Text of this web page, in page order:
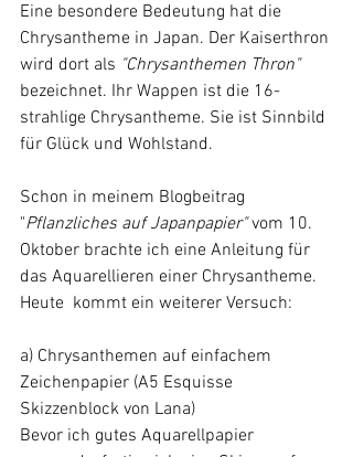
Eine besondere Bedeutung hat die
Chrysantheme in Japan. Der Kaiserthron
wird dort als "Chrysanthemen Thron"
bezeichnet. Ihr Wappen ist die 16-
strahlige Chrysantheme. Sie ist Sinnbild
für Glück und Wohlstand.
Schon in meinem Blogbeitrag
"Pflanzliches auf Japanpapier" vom 10.
Oktober brachte ich eine Anleitung für
das Aquarellieren einer Chrysantheme.
Heute  kommt ein weiterer Versuch:
a) Chrysanthemen auf einfachem
Zeichenpapier (A5 Esquisse
Skizzenblock von Lana)
Bevor ich gutes Aquarellpapier